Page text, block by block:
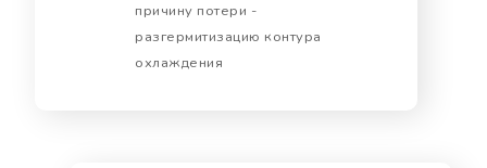
причину потери -
разгермитизацию контура
охлаждения